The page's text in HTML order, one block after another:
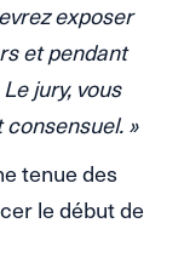
exposer
et pendant
jury, vous
»
tenue des
le début de